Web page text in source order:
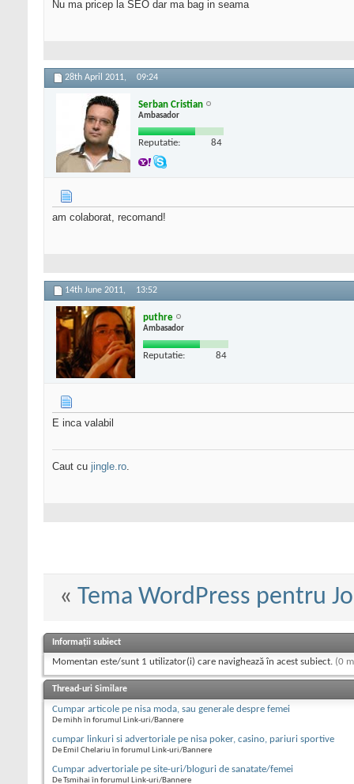
Nu ma pricep la SEO dar ma bag in seama
28th April 2011, 09:24
Serban Cristian
Ambasador
Reputatie: 84
am colaborat, recomand!
14th June 2011, 13:52
puthre
Ambasador
Reputatie: 84
E inca valabil
Caut cu jingle.ro.
« Tema WordPress pentru
Informații subiect
Momentan este/sunt 1 utilizator(i) care navighează în acest subiect. (0
Thread-uri Similare
Cumpar articole pe nisa moda, sau generale despre femei
De mihh în forumul Link-uri/Bannere
cumpar linkuri si advertoriale pe nisa poker, casino, pariuri sportive
De Emil Chelariu în forumul Link-uri/Bannere
Cumpar advertoriale pe site-uri/bloguri de sanatate/femei
De Tsmihai în forumul Link-uri/Bannere